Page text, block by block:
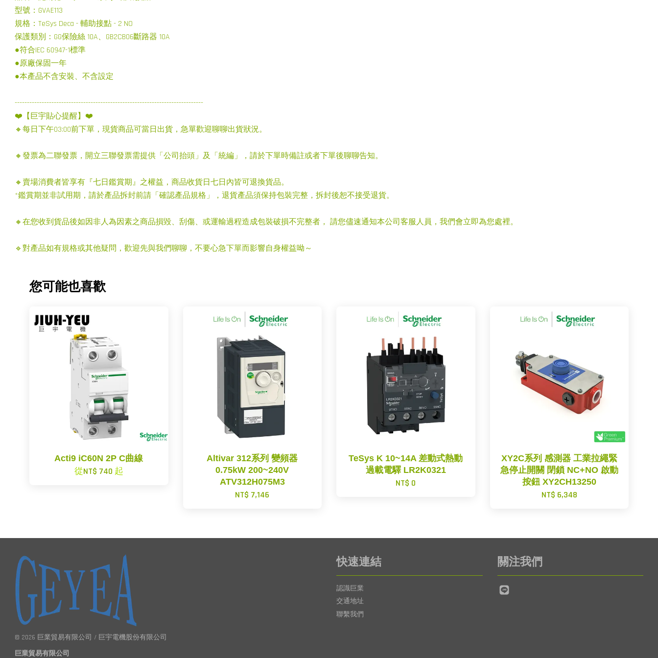
型號：GVAE113
規格：TeSys Deca - 輔助接點 - 2 NO
保護類別：GG保險絲 10A、GB2CB06斷路器 10A
●符合IEC 60947-1標準
●原廠保固一年
●本產品不含安裝、不含設定
-----------------------------------------------------------------------------
❤️【巨宇貼心提醒】❤️
🔸每日下午03:00前下單，現貨商品可當日出貨，急單歡迎聊聊出貨狀況。
🔸發票為二聯發票，開立三聯發票需提供「公司抬頭」及「統編」，請於下單時備註或者下單後聊聊告知。
🔸賣場消費者皆享有『七日鑑賞期』之權益，商品收貨日七日內皆可退換貨品。
*鑑賞期並非試用期，請於產品拆封前請「確認產品規格」，退貨產品須保持包裝完整，拆封後恕不接受退貨。
🔸在您收到貨品後如因非人為因素之商品損毀、刮傷、或運輸過程造成包裝破損不完整者， 請您儘速通知本公司客服人員，我們會立即為您處裡。
🔹對產品如有規格或其他疑問，歡迎先與我們聊聊，不要心急下單而影響自身權益呦～
您可能也喜歡
Acti9 iC60N 2P C曲線
從NT$ 740 起
Altivar 312系列 變頻器
0.75kW 200~240V
ATV312H075M3
NT$ 7,146
TeSys K 10~14A 差動式熱動
過載電驛 LR2K0321
NT$ 0
XY2C系列 感測器 工業拉繩緊
急停止開關 閉鎖 NC+NO 啟動
按鈕 XY2CH13250
NT$ 6,348
© 2026 巨業貿易有限公司 / 巨宇電機股份有限公司
巨業貿易有限公司
快速連結
認識巨業
交通地址
聯繫我們
關注我們